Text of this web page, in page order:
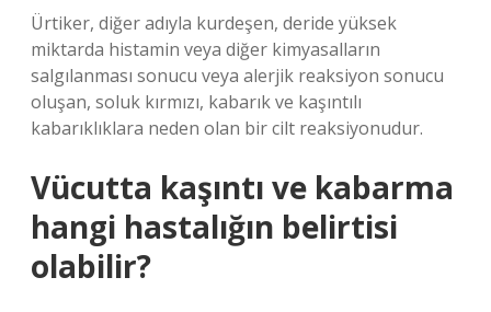
Ürtiker, diğer adıyla kurdeşen, deride yüksek
miktarda histamin veya diğer kimyasalların
salgılanması sonucu veya alerjik reaksiyon sonucu
oluşan, soluk kırmızı, kabarık ve kaşıntılı
kabarıklıklara neden olan bir cilt reaksiyonudur.
Vücutta kaşıntı ve kabarma
hangi hastalığın belirtisi
olabilir?